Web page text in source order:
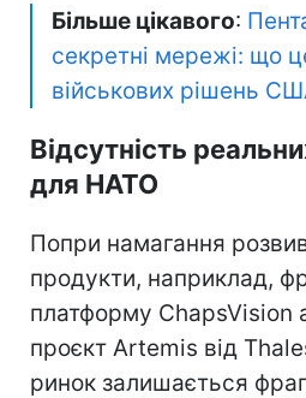
Більше цікавого:
секретні мережі: що
військових рішень
Відсутність
для НАТО
Попри намагання
продукти, наприклад,
платформу ChapsVision
проєкт Artemis від
ринок залишається